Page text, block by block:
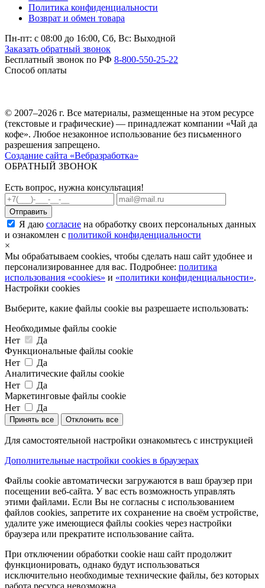
Политика конфиденциальности
Возврат и обмен товара
Пн-пт: c 08:00 до 16:00, Сб, Вс: Выходной
Заказать обратный звонок
Бесплатный звонок по РФ 8-800-550-25-22
Способ оплаты
© 2007–2026 г. Все материалы, размещенные на этом ресурсе
(текстовые и графические) — принадлежат компании «Чай да
кофе». Любое незаконное использование без письменного
разрешения запрещено.
Создание сайта «Вебразработка»
ОБРАТНЫЙ ЗВОНОК
Есть вопрос, нужна консультация!
Я даю согласие на обработку своих персональных данных
и ознакомлен с политикой конфиденциальности
×
Мы обрабатываем cookies, чтобы сделать наш сайт удобнее и
персонализированнее для вас. Подробнее: политика
использования «cookies» и «политики конфиденциальности».
Настройки cookies
Выберите, какие файлы cookie вы разрешаете использовать:
Необходимые файлы cookie
Нет
Да
Функциональные файлы cookie
Нет
Да
Аналитические файлы cookie
Нет
Да
Маркетинговые файлы cookie
Нет
Да
Принять все Отклонить все
Для самостоятельной настройки ознакомьтесь с инструкцией
Дополнительные настройки cookies в браузерах
Файлы cookie автоматически загружаются в ваш браузер при
посещении веб-сайта. У вас есть возможность управлять
этими файлами. Если Вы не согласны с использованием
файлов cookies, запретите их сохранение на своём устройстве,
удалите уже имеющиеся файлы cookies через настройки
браузера или прекратите использование сайта.
При отключении обработки cookie наш сайт продолжит
функционировать, однако будут использоваться
исключительно необходимые технические файлы, без которых
работа ресурса невозможна.